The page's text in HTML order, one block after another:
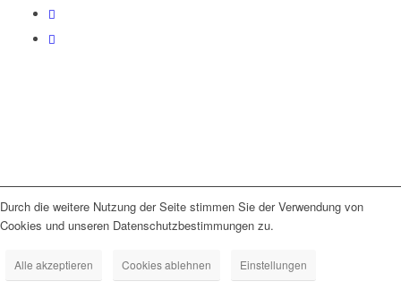
Durch die weitere Nutzung der Seite stimmen Sie der Verwendung von
Cookies und unseren Datenschutzbestimmungen zu.
Alle akzeptieren Cookies ablehnen Einstellungen